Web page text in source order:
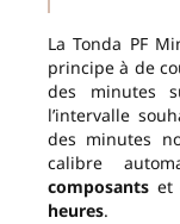
La Tonda PF
principe à de
des minutes
l’intervalle
des minutes
calibre
composants et
heures.